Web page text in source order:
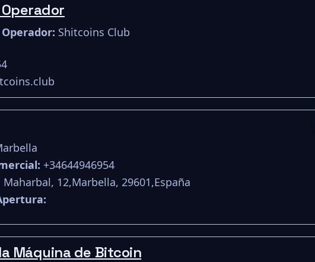
Shitcoins Club
+34644946954
Maharbal, 12,Marbella, 29601,España
Máquina de Bitcoin